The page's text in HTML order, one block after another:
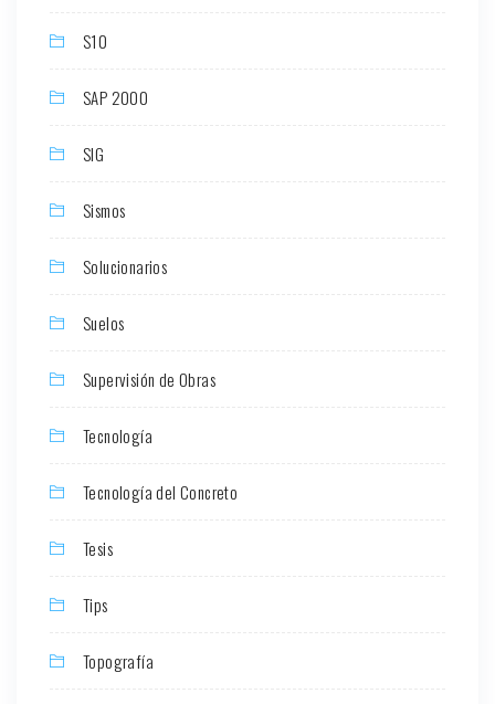
S10
SAP 2000
SIG
Sismos
Solucionarios
Suelos
Supervisión de Obras
Tecnología
Tecnología del Concreto
Tesis
Tips
Topografía